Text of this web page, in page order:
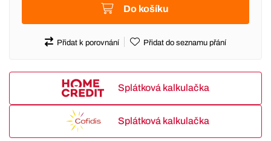
Do košíku
Přidat k porovnání Přidat do seznamu přání
Splátková kalkulačka
Splátková kalkulačka